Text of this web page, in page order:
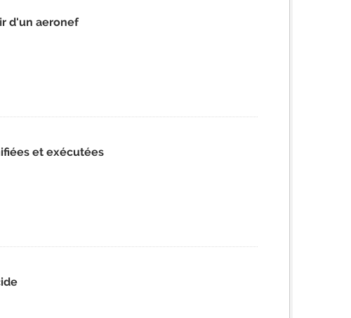
d'un aeronef
et exécutées